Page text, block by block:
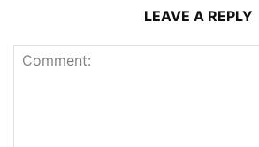
LEAVE A REPLY